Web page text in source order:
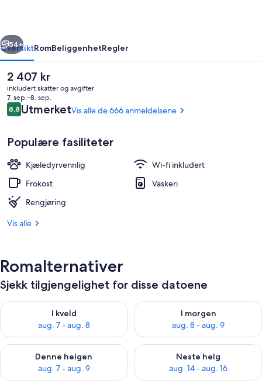
Enkeltrom – comfort, utsikt mot
Neste
54+
OversiktRomBeliggenhetRegler
Den
nåværende
prisen
er
2 407 kr
2 407 kr
inkludert skatter og avgifter
7. sep.–8. sep.
Anmeldelser
8,88,8 av 10 –
UtmerketVis alle de 666 anmeldelsene
Populære fasiliteter
Kjæledyrvennlig
Wi-fi inkludert
Frokost
Vaskeri
Rengjøring
Vis alle
Romalternativer
Sjekk tilgjengelighet for disse datoene
I kveld
aug. 7 - aug. 8
Sjekk tilgjengelighet for i kveld, aug. 7 - aug. 8
I morgen
aug. 8 - aug. 9
Sjekk tilgjengelighet for i
Denne helgen
aug. 7 - aug. 9
Sjekk tilgjengelighet for denne helgen, aug. 7 - aug. 9
Neste helg
aug. 14 - aug. 16
Sjekk tilgjengelighet for neste